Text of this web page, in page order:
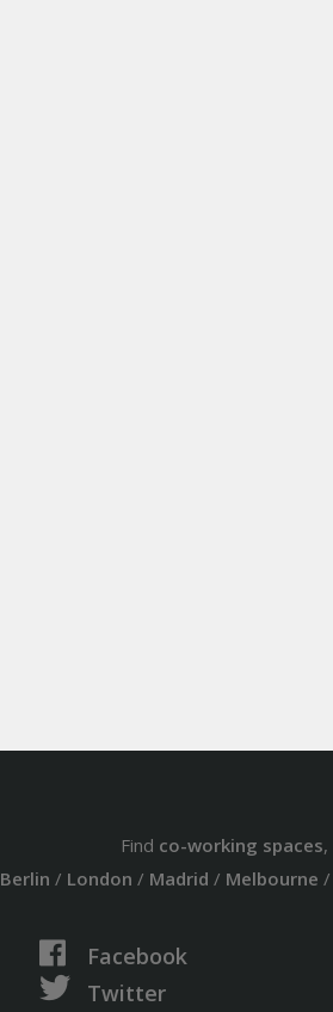
Find co-working spaces,
Berlin / London / Madrid / Melbourne /
Facebook
Twitter